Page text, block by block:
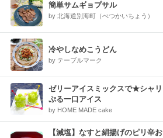
簡単サムギョプサル
by 北海道別海町（べつかいちょう）
冷やしなめこうどん
by テーブルマーク
ゼリーアイスミックスで★シャリ
ぷる一口アイス
by HOME MADE cake
【減塩】なすと絹揚げのピリ辛お